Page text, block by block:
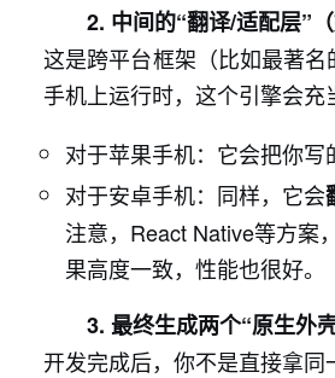
2. 中间的“翻译/适配层”
这是跨平台框架（比如最著
手机上运行时，这个引擎会充
对于苹果手机：它会把你写
对于安卓手机：同样，它会
注意，React Native等方案
果高度一致，性能也很好。
3. 最终生成两个“原生外
开发完成后，你不是直接拿